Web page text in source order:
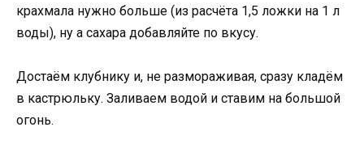
крахмала нужно больше (из расчёта 1,5 ложки на 1 л
воды), ну а сахара добавляйте по вкусу.
Достаём клубнику и, не размораживая, сразу кладём
в кастрюльку. Заливаем водой и ставим на большой
огонь.